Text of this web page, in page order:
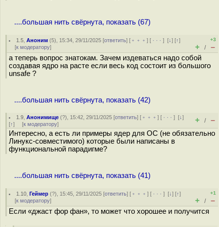
....большая нить свёрнута, показать (67)
1.5 ,Аноним (5), 15:34, 29/11/2025 [ответить] [ ﹢﹢﹢] [ · · ·][↓] [↑]
[к модератору]
+3
+ / –
а теперь вопрос знатокам. Зачем издеваться надо собой
создавая ядро на расте если весь код состоит из большого
unsafe ?
....большая нить свёрнута, показать (42)
1.9 ,Анонимище (?), 15:42, 29/11/2025 [ответить] [ ﹢﹢﹢] [ · · ·][↓]
[↑] [к модератору] + / –
Интересно, а есть ли примеры ядер для ОС (не обязательно
Линукс-совместимого) которые были написаны в
функциональной парадигме?
....большая нить свёрнута, показать (41)
1.10 ,Геймер (?), 15:45, 29/11/2025 [ответить] [ ﹢﹢﹢] [ · · ·][↓] [↑]
[к модератору]
+1
+ / –
Если «джаст фор фан», то может что хорошее и получится